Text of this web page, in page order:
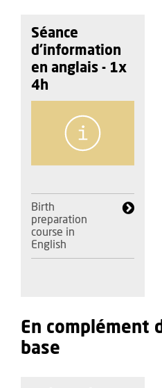
Séance
d'information
en anglais - 1x
4h
Birth
preparation
course in
English
En complément
base